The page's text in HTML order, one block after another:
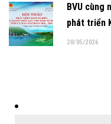
BVU cùng
phát triển
20/05/2026